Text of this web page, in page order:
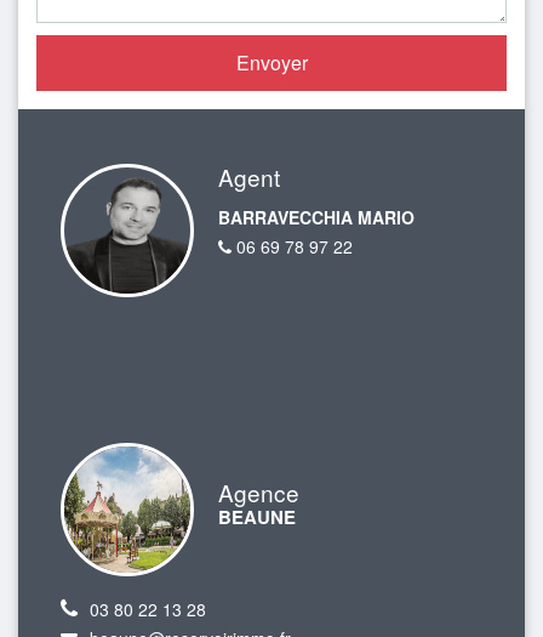
Agent
BARRAVECCHIA MARIO
06 69 78 97 22
Agence
BEAUNE
03 80 22 13 28